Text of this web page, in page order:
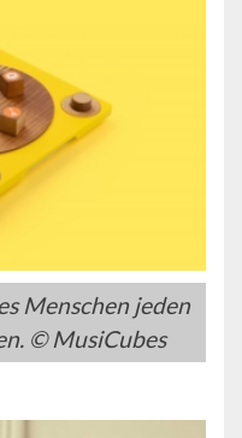
Menschen jeden
© MusiCubes